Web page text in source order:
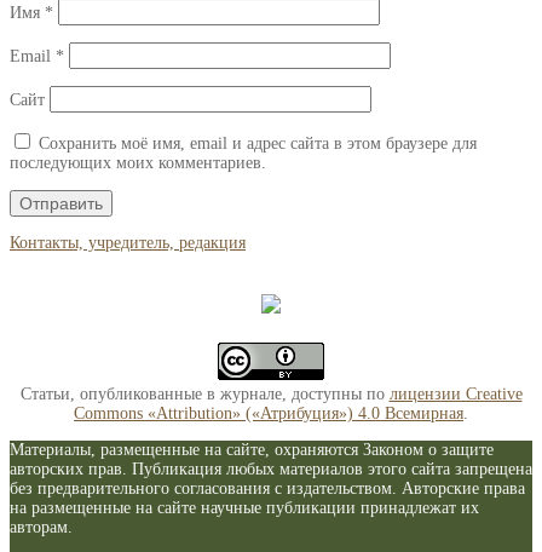
Имя *
Email *
Сайт
Сохранить моё имя, email и адрес сайта в этом браузере для
последующих моих комментариев.
Контакты, учредитель, редакция
Статьи, опубликованные в журнале, доступны по лицензии Creative
Commons «Attribution» («Атрибуция») 4.0 Всемирная
Материалы, размещенные на сайте, охраняются Законом о защите
авторских прав. Публикация любых материалов этого сайта запрещена
без предварительного согласования с издательством. Авторские права
на размещенные на сайте научные публикации принадлежат их
авторам.